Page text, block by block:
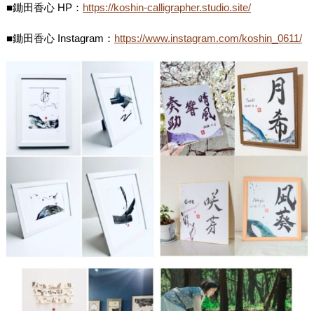
■鋤田香心 HP： https://koshin-calligrapher.studio.site/
■鋤田香心 Instagram： https://www.instagram.com/koshin_0611/